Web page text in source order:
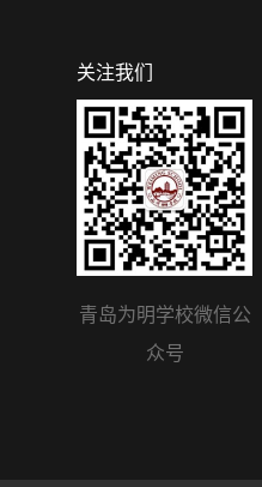
关注我们
青岛为明学校微信公
众号